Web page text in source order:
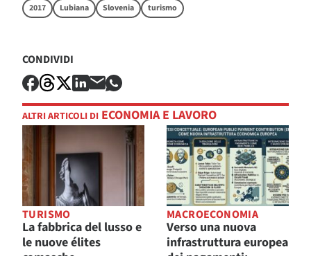
2017 Lubiana Slovenia turismo
CONDIVIDI
ALTRI ARTICOLI DI ECONOMIA E LAVORO
TURISMO
La fabbrica del lusso e
le nuove élites
MACROECONOMIA
Verso una nuova
infrastruttura europea